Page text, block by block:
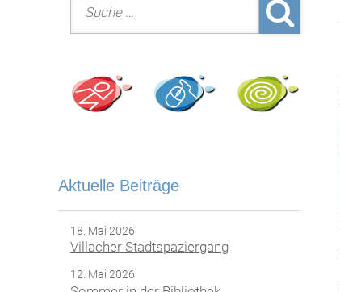
Aktuelle Beiträge
18. Mai 2026
Villacher Stadtspaziergang
12. Mai 2026